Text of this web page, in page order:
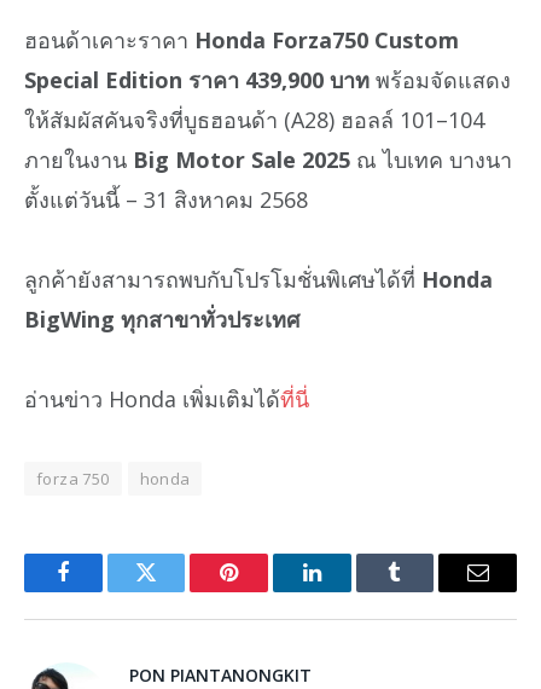
ฮอนด้าเคาะราคา Honda Forza750 Custom
Special Edition ราคา 439,900 บาท พร้อมจัดแสดง
ให้สัมผัสคันจริงที่บูธฮอนด้า (A28) ฮอลล์ 101–104
ภายในงาน Big Motor Sale 2025 ณ ไบเทค บางนา
ตั้งแต่วันนี้ – 31 สิงหาคม 2568
ลูกค้ายังสามารถพบกับโปรโมชั่นพิเศษได้ที่ Honda
BigWing ทุกสาขาทั่วประเทศ
อ่านข่าว Honda เพิ่มเติมได้ที่นี่
forza 750 honda
FacebookTwitter Pinterest LinkedInTumblr Email
PON PIANTANONGKIT